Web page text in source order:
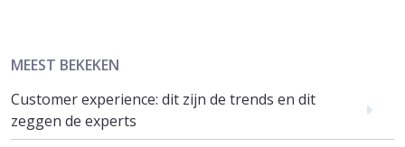
MEEST BEKEKEN
Customer experience: dit zijn de trends en dit
zeggen de experts